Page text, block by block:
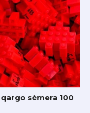
sèmera 100